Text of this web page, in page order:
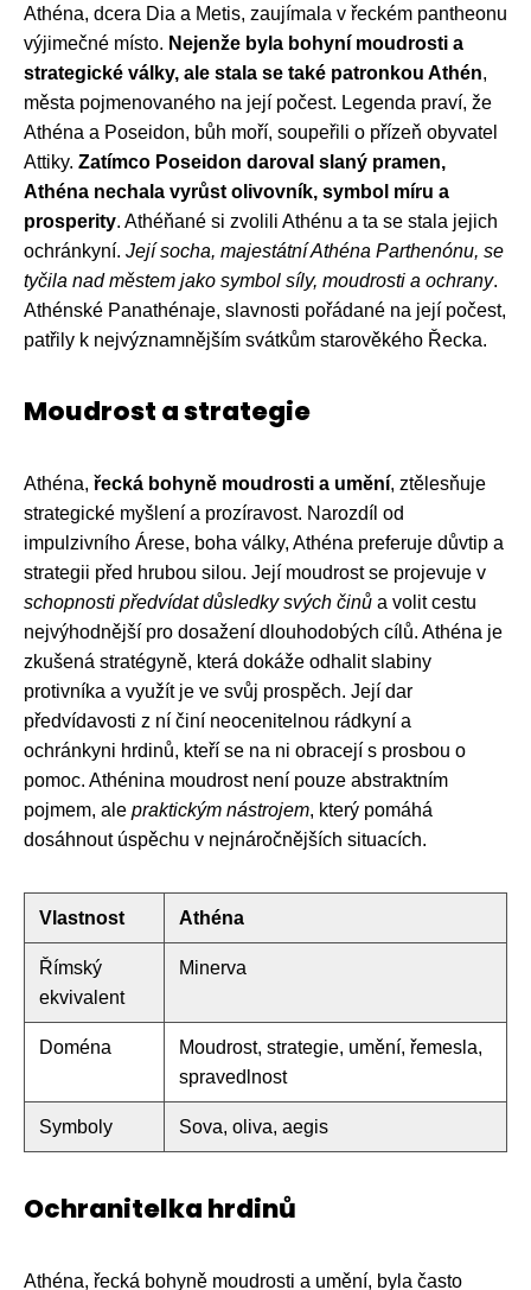
Athéna, dcera Dia a Metis, zaujímala v řeckém pantheonu
výjimečné místo. Nejenže byla bohyní moudrosti a
strategické války, ale stala se také patronkou Athén,
města pojmenovaného na její počest. Legenda praví, že
Athéna a Poseidon, bůh moří, soupeřili o přízeň obyvatel
Attiky. Zatímco Poseidon daroval slaný pramen,
Athéna nechala vyrůst olivovník, symbol míru a
prosperity. Athéňané si zvolili Athénu a ta se stala jejich
ochránkyní. Její socha, majestátní Athéna Parthenónu, se
tyčila nad městem jako symbol síly, moudrosti a ochrany.
Athénské Panathénaje, slavnosti pořádané na její počest,
patřily k nejvýznamnějším svátkům starověkého Řecka.
Moudrost a strategie
Athéna, řecká bohyně moudrosti a umění, ztělesňuje
strategické myšlení a prozíravost. Narozdíl od
impulzivního Árese, boha války, Athéna preferuje důvtip a
strategii před hrubou silou. Její moudrost se projevuje v
schopnosti předvídat důsledky svých činů a volit cestu
nejvýhodnější pro dosažení dlouhodobých cílů. Athéna je
zkušená stratégyně, která dokáže odhalit slabiny
protivníka a využít je ve svůj prospěch. Její dar
předvídavosti z ní činí neocenitelnou rádkyní a
ochránkyni hrdinů, kteří se na ni obracejí s prosbou o
pomoc. Athénina moudrost není pouze abstraktním
pojmem, ale praktickým nástrojem, který pomáhá
dosáhnout úspěchu v nejnáročnějších situacích.
Vlastnost Athéna
Římský
ekvivalent
Minerva
Doména
Moudrost, strategie, umění, řemesla,
spravedlnost
Symboly Sova, oliva, aegis
Ochranitelka hrdinů
Athéna, řecká bohyně moudrosti a umění, byla často